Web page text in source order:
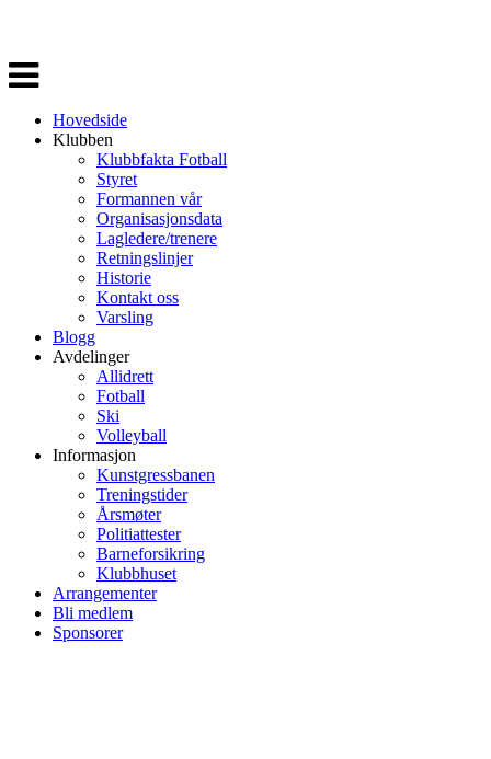
Veksle
navigasjon
Hovedside
Klubben
Klubbfakta Fotball
Styret
Formannen vår
Organisasjonsdata
Lagledere/trenere
Retningslinjer
Historie
Kontakt oss
Varsling
Blogg
Avdelinger
Allidrett
Fotball
Ski
Volleyball
Informasjon
Kunstgressbanen
Treningstider
Årsmøter
Politiattester
Barneforsikring
Klubbhuset
Arrangementer
Bli medlem
Sponsorer